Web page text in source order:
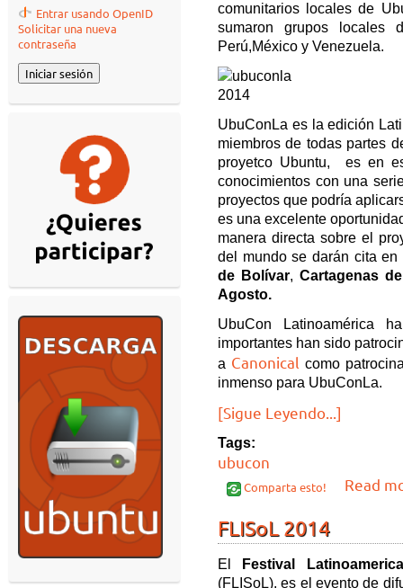
Entrar usando OpenID
Solicitar una nueva
contraseña
comunitarios locales de
sumaron grupos locales
Perú,México y Venezuela.
UbuConLa es la edición
miembros de todas partes
proyetco Ubuntu, es en
conocimientos con una
proyectos que podría
es una excelente
manera directa sobre el
del mundo se darán cita
de Bolívar,Cartagenas
Agosto.
UbuCon Latinoamérica
importantes han sido
a Canonical como
inmenso para UbuConLa.
[Sigue Leyendo...]
Tags:
ubucon
Comparta esto! Read
FLISoL 2014
El
Festival
(FLISoL), es el evento de